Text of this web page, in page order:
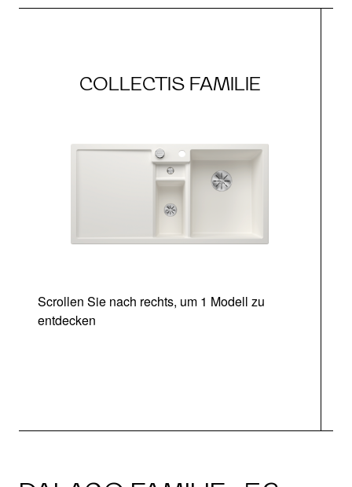
COLLECTIS FAMILIE
Scrollen Sie nach rechts, um 1 Modell zu
entdecken